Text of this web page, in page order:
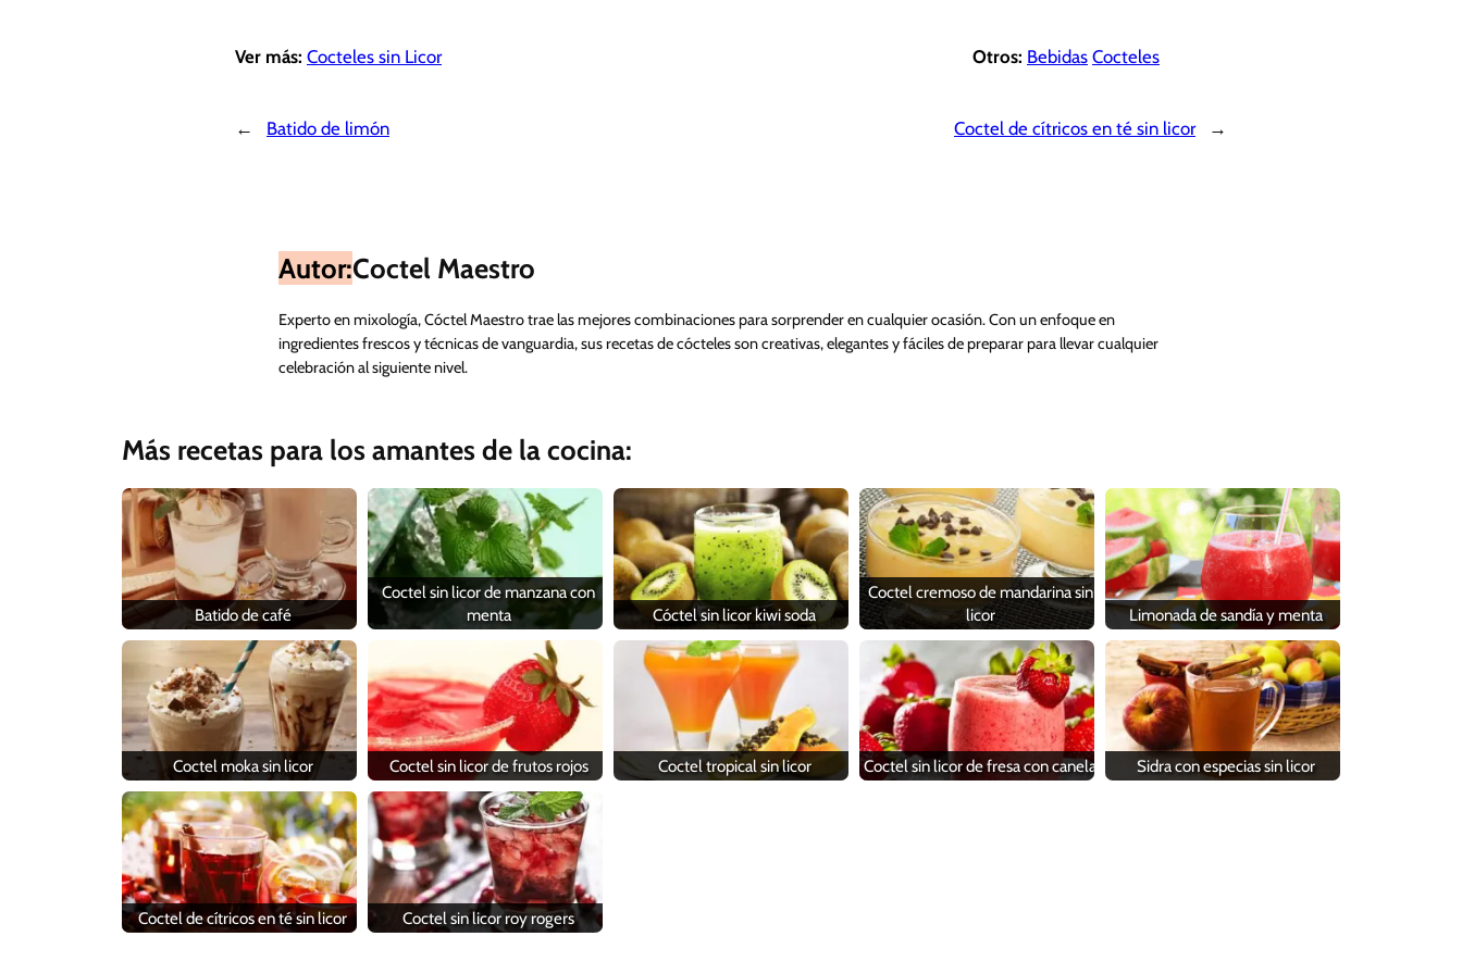
Ver más: Cocteles sin Licor Otros: Bebidas Cocteles
← Batido de limón Coctel de cítricos en té sin licor →
Autor:Coctel Maestro
Experto en mixología, Cóctel Maestro trae las mejores combinaciones para sorprender en cualquier ocasión. Con un enfoque en
ingredientes frescos y técnicas de vanguardia, sus recetas de cócteles son creativas, elegantes y fáciles de preparar para llevar cualquier
celebración al siguiente nivel.
Más recetas para los amantes de la cocina:
Batido de café
Coctel sin licor de manzana con
menta
Cóctel sin licor kiwi soda
Coctel cremoso de mandarina sin
licor
Limonada de sandía y menta
Coctel moka sin licor Coctel sin licor de frutos rojos Coctel tropical sin licor Coctel sin licor de fresa con canela Sidra con especias sin licor
Coctel de cítricos en té sin licor Coctel sin licor roy rogers